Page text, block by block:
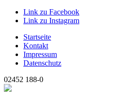
Link zu Facebook
Link zu Instagram
Startseite
Kontakt
Impressum
Datenschutz
02452 188-0